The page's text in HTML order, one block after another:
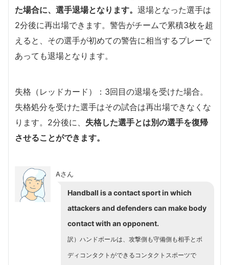
た場合に、選手退場となります。 退場となった選手は
2分後に再出場できます。警告がチームで累積3枚を超
えると、その選手が初めての警告に相当するプレーで
あっても退場となります。
失格（レッドカード）：3回目の退場を受けた場合。
失格処分を受けた選手はその試合は再出場できなくな
ります。2分後に、 失格した選手とは別の選手を復帰
させることができます。
Aさん
Handball is a contact sport in which
attackers and defenders can make body
contact with an opponent.
訳）ハンドボールは、攻撃側も守備側も相手とボ
ディコンタクトができるコンタクトスポーツで